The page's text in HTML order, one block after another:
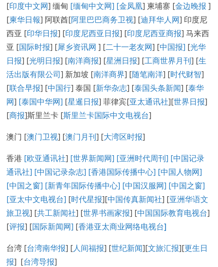
[印度中文网] 缅甸 [缅甸中文网] [金凤凰] 柬埔寨 [金边晚报 ]
[柬华日報] 阿联酋[阿里巴巴商务卫视] [迪拜华人网] 印度尼
西亚 [印华日报] [印度尼西亚日报] [印度尼西亚商报] 马来西
亚 [国际时报] [犀乡资讯网 ] [二十一老友网] [中国报] [光华
日报] [光明日报] [南洋商报] [星洲日报] [工商世界月刊] [生
活出版有限公司] 新加坡 [南洋商界] [随笔南洋] [时代财智]
[联合早报] [中国行] 泰国 [新华杂志] [泰国头条新闻] [泰华
网] [泰国中华网] [星暹日报] 菲律宾[亚太通讯社][世界日报]
[商报]斯里兰卡 [斯里兰卡国际中文电视台]
澳门 [澳门卫视] [澳门月刊] [大湾区时报]
香港 [欧亚通讯社] [世界新闻网] [亚洲时代周刊] [中国记录
通讯社] [中国记录杂志] [香港国际传播中心] [中国人物网]
[中国之窗] [新青年国际传播中心] [中国汉服网] [中国之窗]
[亚太中文电视台] [时代星报][中国传真新闻社] [亚洲华语文
旅卫视] [共工新闻社] [世界书画家报] [中国国际教育电视台]
[评报] [国际新闻网] [香港亚太商业网络电视台]
台湾 [台湾南华报] [人间福报] [世纪新闻][文旅汇报][更生日
报] [台湾导报]